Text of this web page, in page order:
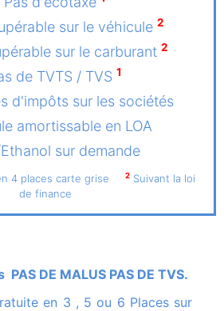
sur le véhicule 2
sur le carburant 2
de TVTS / TVS 1
d'impôts sur les sociétés
amortissable en LOA
sur demande
4 places carte grise 2 Suivant la loi
de finance
PAS DE MALUS PAS DE TVS.